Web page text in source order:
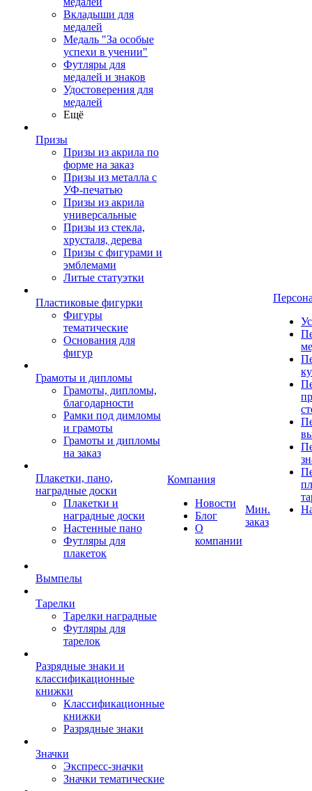
Вкладыши для
медалей
Медаль "За особые
успехи в учении"
Футляры для
медалей и знаков
Удостоверения для
медалей
Ещё
Призы
Призы из акрила по
форме на заказ
Призы из металла с
УФ-печатью
Призы из акрила
универсальные
Призы из стекла,
хрусталя, дерева
Призы с фигурами и
эмблемами
Литые статуэтки
Пластиковые фигурки
Фигуры
тематические
Основания для
фигур
Грамоты и дипломы
Грамоты, дипломы,
благодарности
Рамки под димломы
и грамоты
Грамоты и дипломы
на заказ
Плакетки, пано,
наградные доски
Плакетки и
наградные доски
Настенные пано
Футляры для
плакеток
Вымпелы
Тарелки
Тарелки наградные
Футляры для
тарелок
Разрядные знаки и
классификационные
книжки
Классификационные
книжки
Разрядные знаки
Значки
Экспресс-значки
Значки тематические
Компания
Новости
Блог
О
компании
Мин.
заказ